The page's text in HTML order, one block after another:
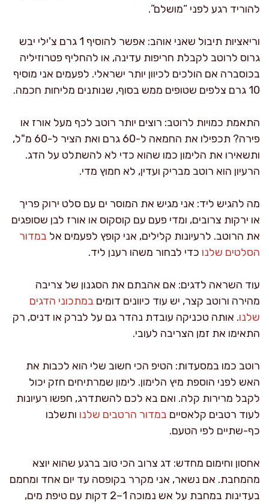
להוריד רגע לפני “מושלם”.
וריאציות תיבול שאני אוהב: אפשר להוסיף 1 גרם צ'ילי יבש
גרוס לרוטב לקבלת חריפות עדינה, או להחליף פטרוזיליה
בכוסברה אם הולכים לכיוון יותר ישראלי. לפעמים אני מוסיף
10 גרם צלפים שטופים ממש בסוף, שנותנים מליחות חכמה.
התאמת כמויות לרוטב: רוצים יותר רוטב לכף מעל אורז או
פירה? תכפילו את החמאה ל-60 גרם ואת הציר ל-60 מ"ל,
ותשאירו את הלימון כמו שהוא כדי לא להשתלט על הדג.
הרעיון הוא רוטב מבריק ועדין, לא חמוץ מדי.
מה להגיש ליד: אני מגיש את המוסר ים עם סלט ירוק פריך
או ירקות צרובים, ומדי פעם עם קוסקוס או אורז לבן שסופגים
את הרוטב. לרעיונות קלילים, אני קופץ לפעמים אל במדור
הסלטים שלנו כדי לבחור משהו רענן ליד.
עוד השראה לדגים: אם אהבתם את הסגנון של צריבה
מהירה ורוטב קצר, יש עוד כיוונים דומים במתכוני הדגים
שלנו. אותה טכניקה עובדת נהדר גם על לברק או דניס, רק
התאימו את זמן הצריבה לעובי.
רוטב כמו במסעדות: הטיפ הכי חשוב שלי הוא לכבות את
האש לפני הוספת מיץ הלימון. לימון שמרתיחים חזק יכול
לקבל מרירות קלה. ואם בא לכם להשתדרג, חפשו רעיונות
לעוד רטבים קלאסיים במדור הרטבים שלנו ותשלבו
כף-שתיים לפי הטעם.
אחסון וחימום מחדש: דג צרוב הכי טוב ברגע שהוא יוצא
מהמחבת. אם נשאר, אני מקרר בקופסה עד יום אחד ומחמם
בעדינות במחבת על אש נמוכה 1–2 דקות עם טיפת מים,